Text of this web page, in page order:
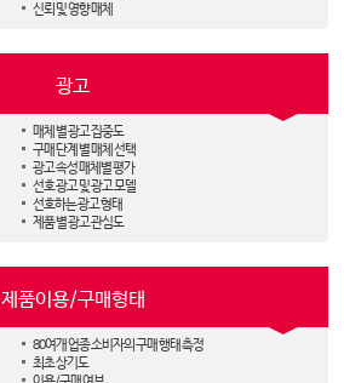
신뢰 및 영향 매체
광고
매체 별 광고 집중도
구매 단계 별 매체 선택
광고 속성 매체별 평가
선호 광고 및 광고 모델
선호하는 광고 형태
제품 별 광고 관심도
제품이용/구매형태
80여개 업종 소비자의 구매 행태 측정
최초 상기도